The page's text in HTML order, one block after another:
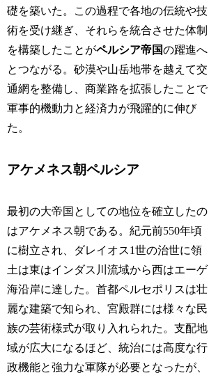
礎を築いた。この過程で各地の伝統や技
術を受け継ぎ、それらを統合させた体制
を構築したことがペルシア帝国の躍進へ
とつながる。砂漠や山岳地帯を越えて交
通網を整備し、商業路を拡張したことで
軍事的機動力と経済力が飛躍的に伸び
た。
アケメネス朝ペルシア
最初の大帝国としての地位を確立したの
はアケメネス朝である。紀元前550年頃
に樹立され、ダレイオス1世の治世に領
土は東はインダス川流域から西はエーゲ
海沿岸に達した。首都ペルセポリスは壮
麗な建築で知られ、宮殿群には様々な民
族の芸術様式が取り入れられた。支配地
域が広大になるほど、統治には高度な行
政機能と強力な軍隊が必要となったが、